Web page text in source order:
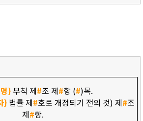
}부칙 제#조 제#항 (#)목.
} 법률 제#호로 개정되기 전의 것) 제#조
제#항.